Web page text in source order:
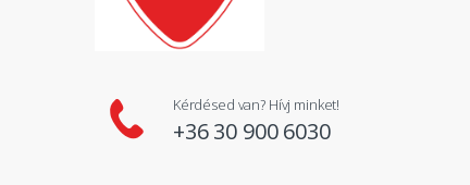
Kérdésed van? Hívj minket!
+36 30 900 6030